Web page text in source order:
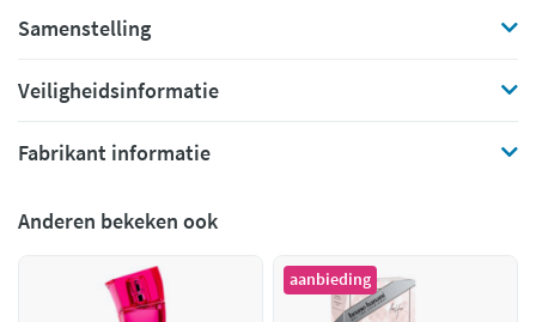
Samenstelling
Veiligheidsinformatie
Fabrikant informatie
Anderen bekeken ook
aanbieding